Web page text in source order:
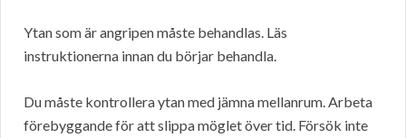
Ytan som är angripen måste behandlas. Läs
instruktionerna innan du börjar behandla.
Du måste kontrollera ytan med jämna mellanrum. Arbeta
förebyggande för att slippa möglet över tid. Försök inte